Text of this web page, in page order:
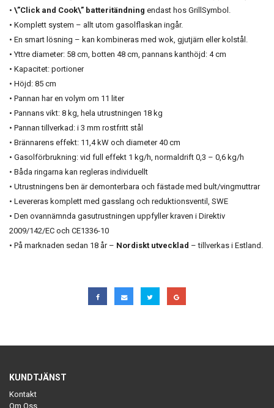
• \”Click and Cook\” batteritändning endast hos GrillSymbol.
• Komplett system – allt utom gasolflaskan ingår.
• En smart lösning – kan kombineras med wok, gjutjärn eller kolstål.
• Yttre diameter: 58 cm, botten 48 cm, pannans kanthöjd: 4 cm
• Kapacitet: portioner
• Höjd: 85 cm
• Pannan har en volym om 11 liter
• Pannans vikt: 8 kg, hela utrustningen 18 kg
• Pannan tillverkad: i 3 mm rostfritt stål
• Brännarens effekt: 11,4 kW och diameter 40 cm
• Gasolförbrukning: vid full effekt 1 kg/h, normaldrift 0,3 – 0,6 kg/h
• Båda ringarna kan regleras individuellt
• Utrustningens ben är demonterbara och fästade med bult/vingmuttrar
• Levereras komplett med gasslang och reduktionsventil, SWE
• Den ovannämnda gasutrustningen uppfyller kraven i Direktiv
2009/142/EC och CE1336-10
• På marknaden sedan 18 år – Nordiskt utvecklad – tillverkas i Estland.
KUNDTJÄNST
Kontakt
Om Oss